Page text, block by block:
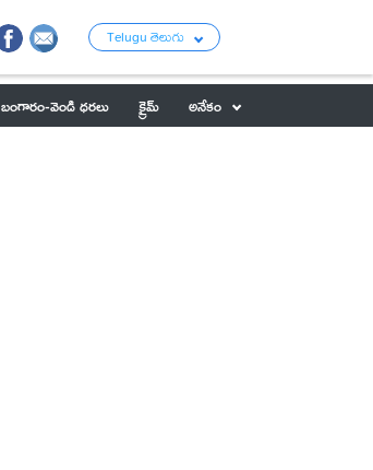
Telugu తెలుగు
బంగారం-వెండి ధరలు క్రైమ్
అనేకం